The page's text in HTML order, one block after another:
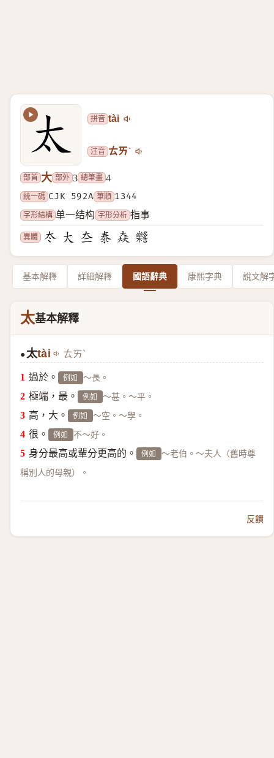
拼音 tài
注音 ㄊㄞˋ
部首 大 部外 3 總筆畫 4
統一碼 CJK 592A 筆順 1344
字形結構 单一结构 字形分析 指事
異體
基本解釋 詳細解釋 國語辭典 康熙字典 說文解
太基本解釋
● 太tài ㄊㄞˋ
過於。 例如 ～長。
極端，最。 例如 ～甚。～平。
高，大。 例如 ～空。～學。
很。 例如 不～好。
身分最高或輩分更高的。 例如 ～老伯。～夫人（舊時尊
稱別人的母親）。
反饋